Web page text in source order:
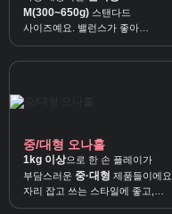
M(300~650g) 스탠다드
사이즈예요. 밸런스가 좋아
데일리용으로 추천해요.
중/대형 오나홀
1kg 이상으로 한 손 플레이가
부담스러운 중·대형 제품들이에요.
자리 잡고 쓰는 스타일에 좋고,
중량감 쾌감이 확실합니다.